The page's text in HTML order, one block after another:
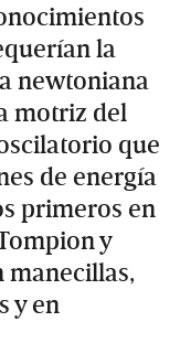
la
newtoniana
motriz del
que
de energía
primeros en
y
manecillas,
y en